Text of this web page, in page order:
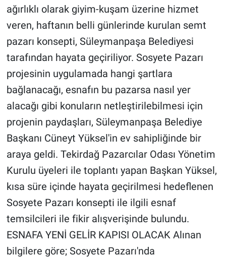
ağırlıklı olarak giyim-kuşam üzerine hizmet
veren, haftanın belli günlerinde kurulan semt
pazarı konsepti, Süleymanpaşa Belediyesi
tarafından hayata geçiriliyor. Sosyete Pazarı
projesinin uygulamada hangi şartlara
bağlanacağı, esnafın bu pazarsa nasıl yer
alacağı gibi konuların netleştirilebilmesi için
projenin paydaşları, Süleymanpaşa Belediye
Başkanı Cüneyt Yüksel'in ev sahipliğinde bir
araya geldi. Tekirdağ Pazarcılar Odası Yönetim
Kurulu üyeleri ile toplantı yapan Başkan Yüksel,
kısa süre içinde hayata geçirilmesi hedeflenen
Sosyete Pazarı konsepti ile ilgili esnaf
temsilcileri ile fikir alışverişinde bulundu.
ESNAFA YENİ GELİR KAPISI OLACAK Alınan
bilgilere göre; Sosyete Pazarı'nda